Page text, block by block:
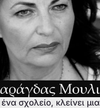
σχολείο, κλείνει μια